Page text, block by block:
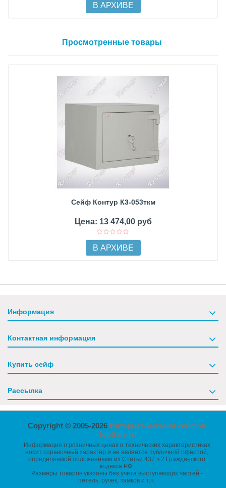
В АРХИВЕ
Просмотренные товары
Сейф Контур К3-053ткм
Цена: 13 474,00 руб
В АРХИВЕ
Информация
Контактная информация
Купить сейф
Рассылка
Copyright © 2005-2026 Интернет-магазин сейфов
TopSafe.ru
Информация о розничных ценах и технических характеристиках
носит справочный характер и не является публичной офертой,
определяемой положениями из Статьи 437 ч.2 Гражданского
кодекса РФ.
Размеры товаров указаны без учета выступающих частей -
петель, ручек, замков и т.п.